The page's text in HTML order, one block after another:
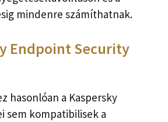
mindenre számíthatnak.
Endpoint Security
hasonlóan a Kaspersky
sem kompatibilisek a